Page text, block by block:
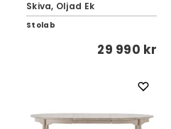
Skiva, Oljad Ek
Stolab
29 990 kr